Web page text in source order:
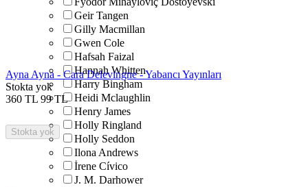
Geir Tangen
Gilly Macmillan
Gwen Cole
Hafsah Faizal
Hannah Whitten
Harry Bingham
Heidi Mclaughlin
Henry James
Holly Ringland
Holly Seddon
Ilona Andrews
İrene Cívico
J. M. Darhower
Ayna Ayna - Cara Delevingne - Yabancı Yayınları
Stokta yok
360 TL 99 TL
Stokta yok